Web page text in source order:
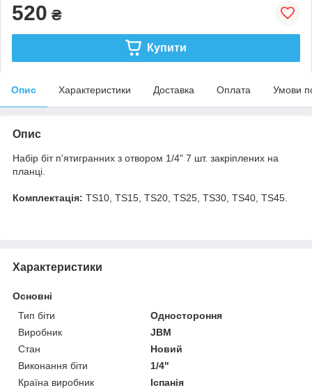
520 ₴
Купити
Опис Характеристики Доставка Оплата Умови
Опис
Набір біт п'ятигранних з отвором 1/4" 7 шт. закріплених на
планці.
Комплектація: TS10, TS15, TS20, TS25, TS30, TS40, TS45.
Характеристики
Основні
Тип біти
Одностороння
Виробник
JBM
Стан
Новий
Виконання біти
1/4"
Країна виробник
Іспанія